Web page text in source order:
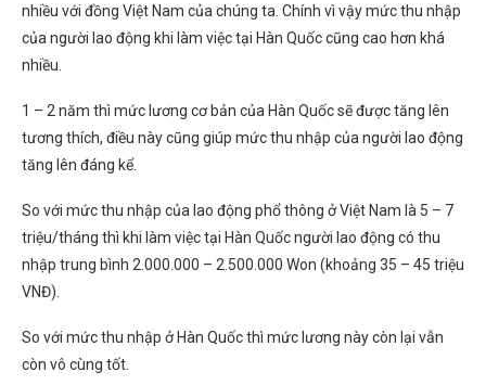
nhiều với đồng Việt Nam của chúng ta. Chính vì vậy mức thu nhập
của người lao động khi làm việc tại Hàn Quốc cũng cao hơn khá
nhiều.
1 – 2 năm thì mức lương cơ bản của Hàn Quốc sẽ được tăng lên
tương thích, điều này cũng giúp mức thu nhập của người lao động
tăng lên đáng kể.
So với mức thu nhập của lao động phổ thông ở Việt Nam là 5 – 7
triệu/tháng thì khi làm việc tại Hàn Quốc người lao động có thu
nhập trung bình 2.000.000 – 2.500.000 Won (khoảng 35 – 45 triệu
VNĐ).
So với mức thu nhập ở Hàn Quốc thì mức lương này còn lại vẫn
còn vô cùng tốt.